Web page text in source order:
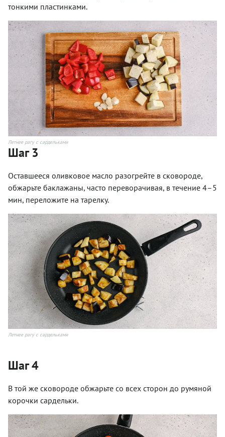
тонкими пластинками.
Летнее рагу с сардельками
Шаг 3
Оставшееся оливковое масло разогрейте в сковороде,
обжарьте баклажаны, часто переворачивая, в течение 4–5
мин, переложите на тарелку.
Летнее рагу с сардельками
Шаг 4
В той же сковороде обжарьте со всех сторон до румяной
корочки сардельки.